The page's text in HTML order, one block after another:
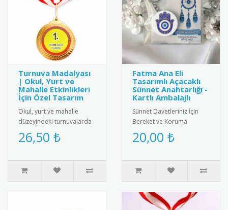
Turnuva Madalyası
| Okul, Yurt ve
Mahalle Etkinlikleri
İçin Özel Tasarım
Okul, yurt ve mahalle
düzeyindeki turnuvalarda
dereceye giren katılımcılar
için özel tasarlanmış mad..
26,50 ₺
Fatma Ana Eli
Tasarımlı Açacaklı
Sünnet Anahtarlığı -
Kartlı Ambalajlı
Sünnet Davetleriniz İçin
Bereket ve Koruma
Sembolü: Fatma Ana Eli
Tasarımlı Açacaklı
20,00 ₺